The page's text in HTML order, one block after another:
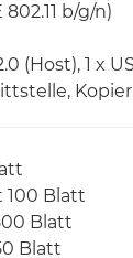
b/g/n)
(Host), 1 x
100 Blatt
Blatt
Blatt